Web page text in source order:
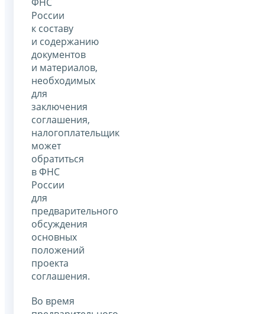
России
к составу
и содержанию
документов
и материалов,
необходимых
для
заключения
соглашения,
налогоплательщик
может
обратиться
в ФНС
России
для
предварительного
обсуждения
основных
положений
проекта
соглашения.
Во время